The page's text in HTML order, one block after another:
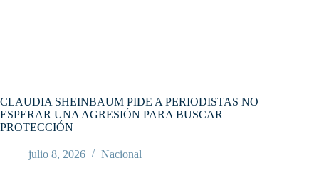
CLAUDIA SHEINBAUM PIDE A PERIODISTAS NO
ESPERAR UNA AGRESIÓN PARA BUSCAR
PROTECCIÓN
julio 8, 2026 Nacional